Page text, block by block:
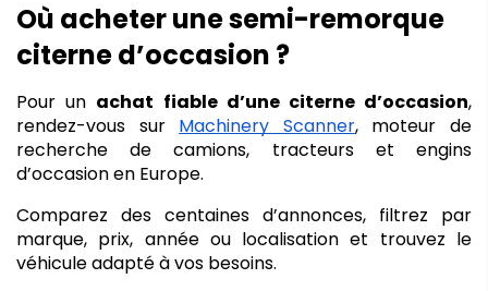
Où acheter une semi-remorque
citerne d’occasion ?
Pour un achat fiable d’une citerne d’occasion,
rendez-vous sur Machinery Scanner, moteur de
recherche de camions, tracteurs et engins
d’occasion en Europe.
Comparez des centaines d’annonces, filtrez par
marque, prix, année ou localisation et trouvez le
véhicule adapté à vos besoins.